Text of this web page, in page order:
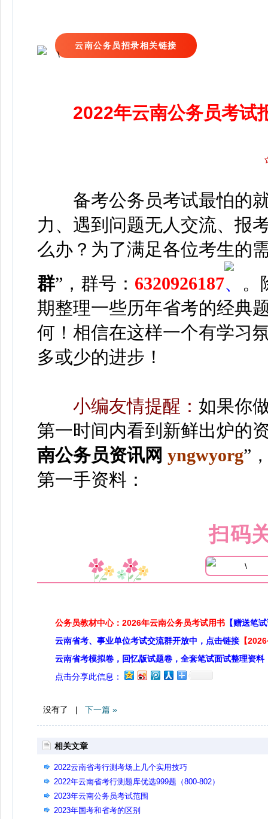
云南公务员招录相关链接
2022年云南公务员考试
备考公务员考试最怕的
力、遇到问题无人交流、报
么办？ 为了满足各位考生的
群”，群号： 6320926187
。
期整理一些历年省考的经典
何！相信在这样一个有学习
多或少的进步！
小编友情提醒： 如果你
第一时间内看到新鲜出炉的
南公务员资讯网 yngwyorg”
第一手资料：
扫码
公务员教材中心：2026年云南公务员考试用书 【赠送笔
云南省考、事业单位考试交流群开放中，点击链接 【
云南省考模拟卷，回忆版试题卷，全套笔试面试整理资料
点击分享此信息：
没有了 | 下一篇 »
相关文章
2022云南省考行测考场上几个实用技巧
2022年云南省考行测题库优选999题（800-802）
2023年云南公务员考试范围
2023年国考和省考的区别